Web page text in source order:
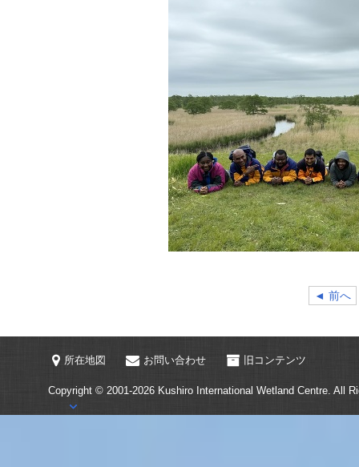
◄ 前へ
所在地図 お問い合わせ 旧コンテンツ
Copyright © 2001-2026 Kushiro International Wetland Centre. All